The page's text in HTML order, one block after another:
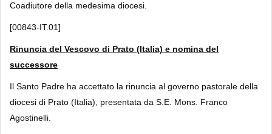
Coadiutore della medesima diocesi.
[00843-IT.01]
Rinuncia del Vescovo di Prato (Italia) e nomina del
successore
Il Santo Padre ha accettato la rinuncia al governo pastorale della
diocesi di Prato (Italia), presentata da S.E. Mons. Franco
Agostinelli.